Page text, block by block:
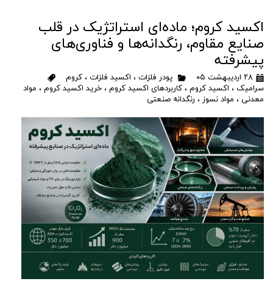
اکسید کروم؛ ماده‌ای استراتژیک در قلب
صنایع مقاوم، رنگدانه‌ها و فناوری‌های
پیشرفته
۲۸ اردیبهشت ۰۵ پودر فلزات ، اکسید فلزات ، کروم
سرامیک ، اکسید کروم ، کاربردهای اکسید کروم ، خرید اکسید کروم ، مواد
معدنی ، مواد نسوز ، رنگدانه صنعتی